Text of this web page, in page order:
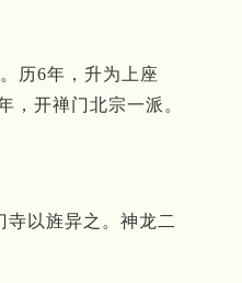
历6年，升为上座
，开禅门北宗一派。
以旌异之。神龙二